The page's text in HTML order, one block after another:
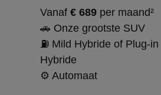
Vanaf€ 689 per maand²
🚗 Onze grootste SUV
⛽ Mild Hybride of Plug-in
Hybride
⚙️ Automaat